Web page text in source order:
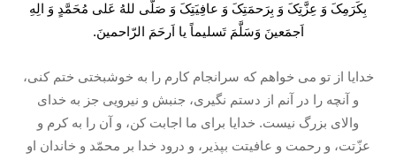
بِکَرَمِکَ وَ عِزَّتِکَ وَ بِرَحمَتِکَ وَ عافِیَتِکَ وَ صَلّی للهُ عَلی مُحَمَّدٍ وَ الِهِ
اَجمَعینَ وَسَلَّمَ تَسلیماً یا اَرحَمَ الرّاحمینَ.
خدايا از تو می خواهم كه سرانجام كارم را به خوشبختى ختم كنى،
و آنچه را در آنم از دستم نگيرى، جنبش و نيرويى جز به خداى
والاى بزرگ نيست. خدايا براى ما اجابت كن، و آن را به كرم و
عزّتت، و رحمت و عافيتت بپذير، و درود خدا بر محمّد و خاندان او